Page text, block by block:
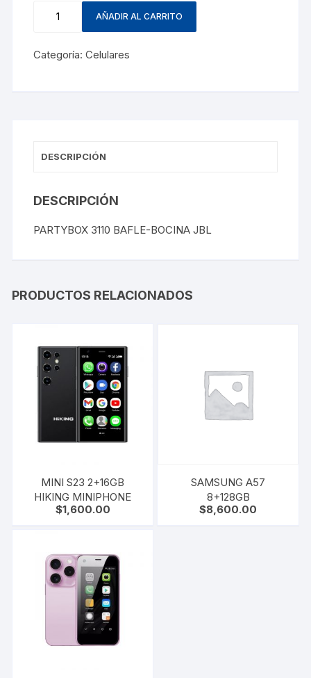
AÑADIR AL CARRITO
Categoría:Celulares
DESCRIPCIÓN
DESCRIPCIÓN
PARTYBOX 3110 BAFLE-BOCINA JBL
PRODUCTOS RELACIONADOS
MINI S23 2+16GB
HIKING MINIPHONE
$1,600.00
SAMSUNG A57
8+128GB
$8,600.00